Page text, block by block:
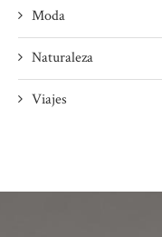
Moda
Naturaleza
Viajes